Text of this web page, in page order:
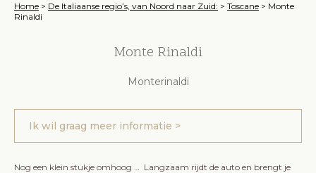
Home > De Italiaanse regio’s, van Noord naar Zuid: > Toscane > Monte
Rinaldi
Monte Rinaldi
Monterinaldi
Ik wil graag meer informatie >
Nog een klein stukje omhoog … Langzaam rijdt de auto en brengt je